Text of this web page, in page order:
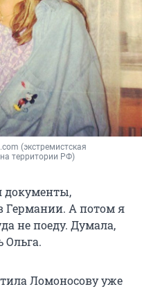
(экстремистская
территории РФ)
документы,
Германии. А потом я
не поеду. Думала,
Ольга.
Ломоносову уже